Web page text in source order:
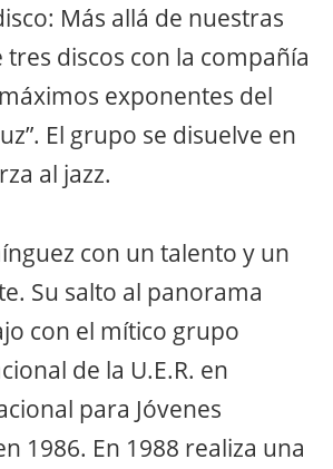
Más allá de nuestras
discos con la compañía
exponentes del
El grupo se disuelve en
al jazz.
con un talento y un
Su salto al panorama
con el mítico grupo
de la U.E.R. en
para Jóvenes
1986. En 1988 realiza una